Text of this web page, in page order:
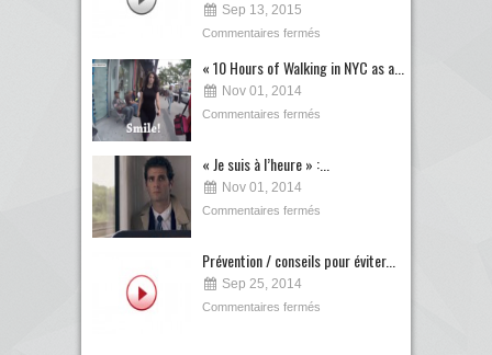
Sep 13, 2015
Commentaires fermés
« 10 Hours of Walking in NYC as a...
Nov 01, 2014
Commentaires fermés
« Je suis à l’heure » :...
Nov 01, 2014
Commentaires fermés
Prévention / conseils pour éviter...
Sep 25, 2014
Commentaires fermés